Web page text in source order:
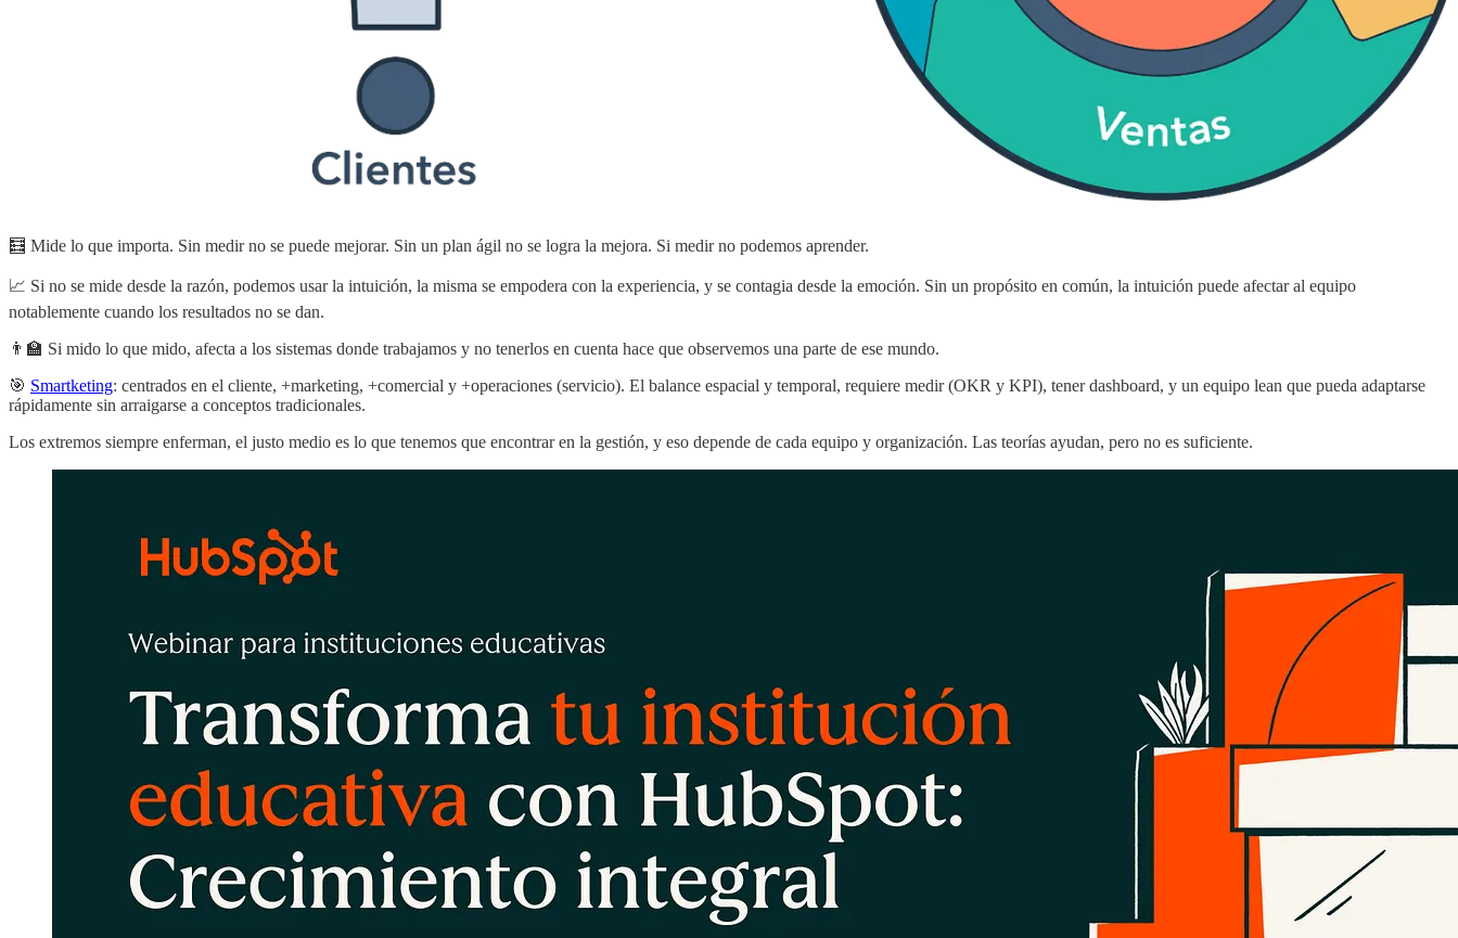
🧮 Mide lo que importa. Sin medir no se puede mejorar. Sin un plan ágil no se logra la mejora. Si medir no podemos aprender.
📈 Si no se mide desde la razón, podemos usar la intuición, la misma se empodera con la experiencia, y se contagia desde la emoción. Sin un propósito en común, la intuición puede afectar al equipo
notablemente cuando los resultados no se dan.
👨‍🏫 Si mido lo que mido, afecta a los sistemas donde trabajamos y no tenerlos en cuenta hace que observemos una parte de ese mundo.
🎯 Smartketing: centrados en el cliente, +marketing, +comercial y +operaciones (servicio). El balance espacial y temporal, requiere medir (OKR y KPI), tener dashboard, y un equipo lean que pueda adaptarse
rápidamente sin arraigarse a conceptos tradicionales.
Los extremos siempre enferman, el justo medio es lo que tenemos que encontrar en la gestión, y eso depende de cada equipo y organización. Las teorías ayudan, pero no es suficiente.